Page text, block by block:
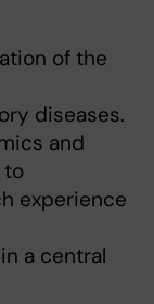
of the
diseases.
and
to
experience
a central